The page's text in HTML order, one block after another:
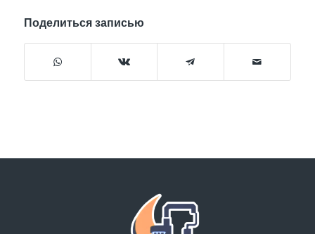
Поделиться записью